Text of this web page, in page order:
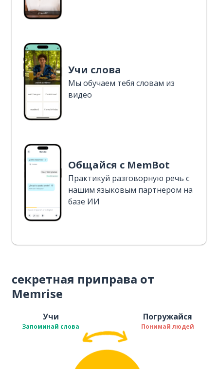
Учи слова
Мы обучаем тебя словам из
видео
Общайся с MemBot
Практикуй разговорную речь с
нашим языковым партнером на
базе ИИ
секретная приправа от
Memrise
Учи
Запоминай слова
Погружайся
Понимай людей